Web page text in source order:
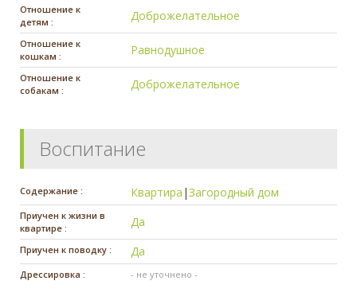
Отношение к
детям :
Доброжелательное
Отношение к
кошкам :
Равнодушное
Отношение к
собакам :
Доброжелательное
Воспитание
Содержание : Квартира |Загородный дом
Приучен к жизни в
квартире :
Да
Приучен к поводку : Да
Дрессировка : - не уточнено -